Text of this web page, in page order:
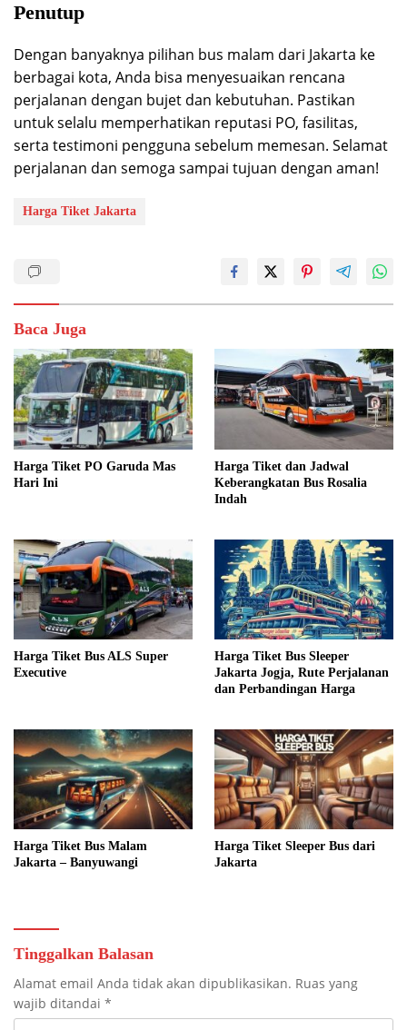
Penutup
Dengan banyaknya pilihan bus malam dari Jakarta ke
berbagai kota, Anda bisa menyesuaikan rencana
perjalanan dengan bujet dan kebutuhan. Pastikan
untuk selalu memperhatikan reputasi PO, fasilitas,
serta testimoni pengguna sebelum memesan. Selamat
perjalanan dan semoga sampai tujuan dengan aman!
Harga Tiket Jakarta
Baca Juga
Harga Tiket PO Garuda Mas
Hari Ini
Harga Tiket dan Jadwal
Keberangkatan Bus Rosalia
Indah
Harga Tiket Bus ALS Super
Executive
Harga Tiket Bus Sleeper
Jakarta Jogja, Rute Perjalanan
dan Perbandingan Harga
Harga Tiket Bus Malam
Jakarta – Banyuwangi
Harga Tiket Sleeper Bus dari
Jakarta
Tinggalkan Balasan
Alamat email Anda tidak akan dipublikasikan. Ruas yang
wajib ditandai *